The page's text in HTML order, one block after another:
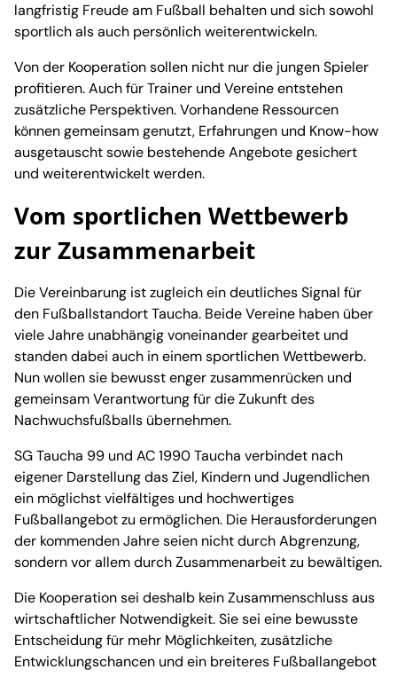
langfristig Freude am Fußball behalten und sich sowohl
sportlich als auch persönlich weiterentwickeln.
Von der Kooperation sollen nicht nur die jungen Spieler
profitieren. Auch für Trainer und Vereine entstehen
zusätzliche Perspektiven. Vorhandene Ressourcen
können gemeinsam genutzt, Erfahrungen und Know-how
ausgetauscht sowie bestehende Angebote gesichert
und weiterentwickelt werden.
Vom sportlichen Wettbewerb
zur Zusammenarbeit
Die Vereinbarung ist zugleich ein deutliches Signal für
den Fußballstandort Taucha. Beide Vereine haben über
viele Jahre unabhängig voneinander gearbeitet und
standen dabei auch in einem sportlichen Wettbewerb.
Nun wollen sie bewusst enger zusammenrücken und
gemeinsam Verantwortung für die Zukunft des
Nachwuchsfußballs übernehmen.
SG Taucha 99 und AC 1990 Taucha verbindet nach
eigener Darstellung das Ziel, Kindern und Jugendlichen
ein möglichst vielfältiges und hochwertiges
Fußballangebot zu ermöglichen. Die Herausforderungen
der kommenden Jahre seien nicht durch Abgrenzung,
sondern vor allem durch Zusammenarbeit zu bewältigen.
Die Kooperation sei deshalb kein Zusammenschluss aus
wirtschaftlicher Notwendigkeit. Sie sei eine bewusste
Entscheidung für mehr Möglichkeiten, zusätzliche
Entwicklungschancen und ein breiteres Fußballangebot